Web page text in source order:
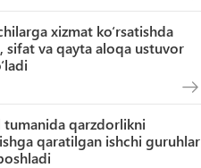
xizmat ko‘rsatishda
sifat va qayta aloqa ustuvor
tumanida qarzdorlikni
qaratilgan ishchi guruhlar